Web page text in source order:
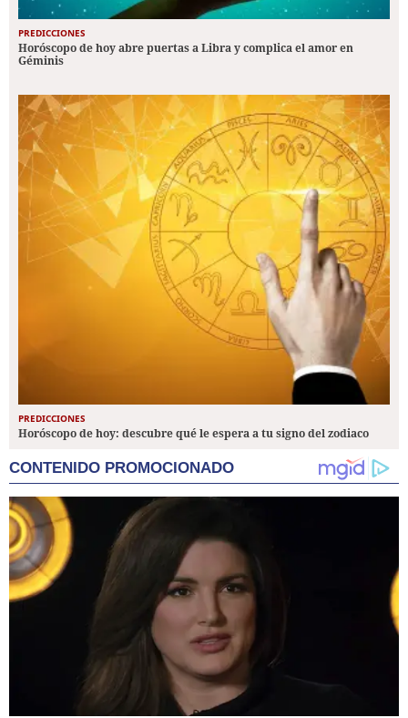
PREDICCIONES
Horóscopo de hoy abre puertas a Libra y complica el amor en
Géminis
PREDICCIONES
Horóscopo de hoy: descubre qué le espera a tu signo del zodiaco
CONTENIDO PROMOCIONADO